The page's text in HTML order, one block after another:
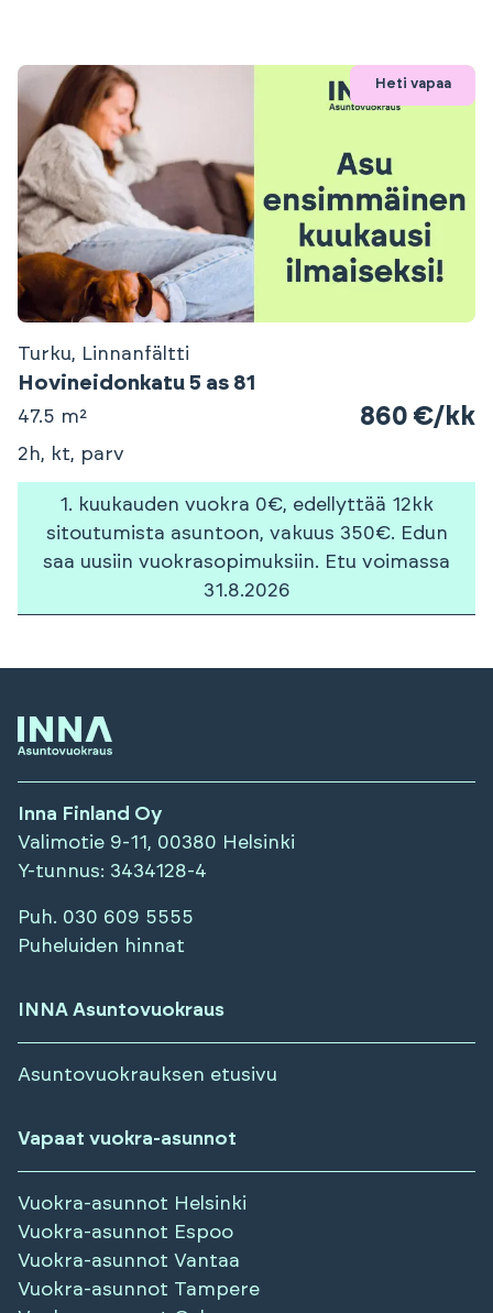
Heti vapaa
Turku, Linnanfältti
Hovineidonkatu 5 as 81
47.5 m² 860 €/kk
2h, kt, parv
1. kuukauden vuokra 0€, edellyttää 12kk
sitoutumista asuntoon, vakuus 350€. Edun
saa uusiin vuokrasopimuksiin. Etu voimassa
31.8.2026
Inna Finland Oy
Valimotie 9-11, 00380 Helsinki
Y-tunnus: 3434128-4
Puh. 030 609 5555
Puheluiden hinnat
INNA Asuntovuokraus
Asuntovuokrauksen etusivu
Vapaat vuokra-asunnot
Vuokra-asunnot Helsinki
Vuokra-asunnot Espoo
Vuokra-asunnot Vantaa
Vuokra-asunnot Tampere